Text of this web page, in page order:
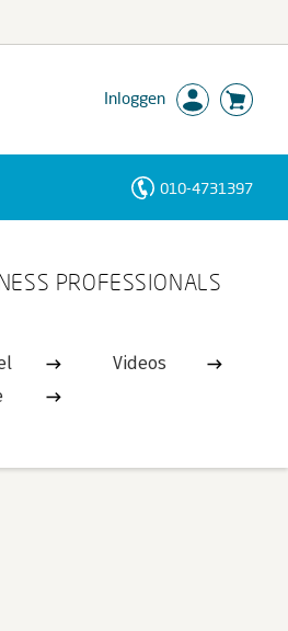
Inloggen
010-4731397
PROFESSIONALS
Videos